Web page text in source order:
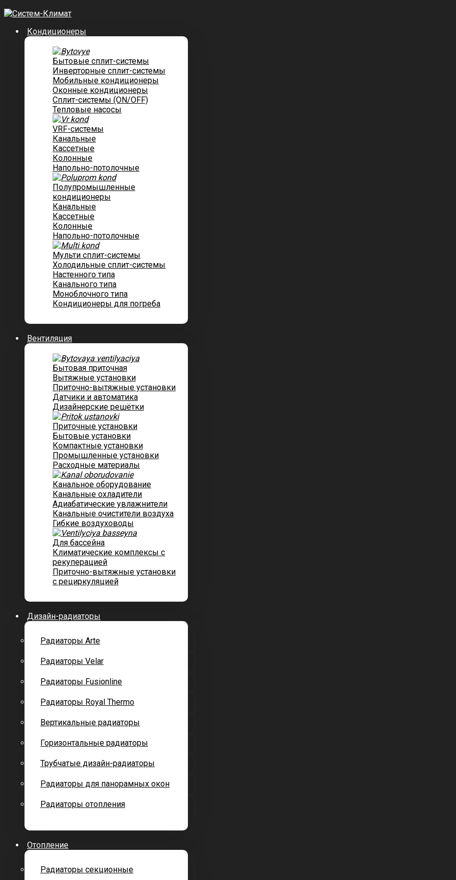
Кондиционеры
Бытовые сплит-системы
Инверторные сплит-системы
Мобильные кондиционеры
Оконные кондиционеры
Сплит-системы (ON/OFF)
Тепловые насосы
VRF-системы
Канальные
Касcетные
Колонные
Напольно-потолочные
Полупромышленные
кондиционеры
Канальные
Кассетные
Колонные
Напольно-потолочные
Мульти сплит-системы
Холодильные сплит-системы
Настенного типа
Канального типа
Моноблочного типа
Кондиционеры для погреба
Вентиляция
Бытовая приточная
Вытяжные установки
Приточно-вытяжные установки
Датчики и автоматика
Дизайнерские решётки
Приточные установки
Бытовые установки
Компактные установки
Промышленные установки
Расходные материалы
Канальное оборудование
Канальные охладители
Адиабатические увлажнители
Канальные очистители воздуха
Гибкие воздуховоды
Для бассейна
Климатические комплексы с
рекуперацией
Приточно-вытяжные установки
с рециркуляцией
Дизайн-радиаторы
Радиаторы Arte
Радиаторы Velar
Радиаторы Fusionline
Радиаторы Royal Thermo
Вертикальные радиаторы
Горизонтальные радиаторы
Трубчатые дизайн-радиаторы
Радиаторы для панорамных окон
Радиаторы отопления
Отопление
Радиаторы секционные